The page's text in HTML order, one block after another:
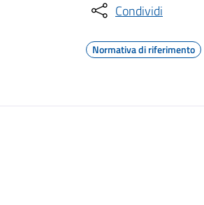
Condividi
Normativa di riferimento